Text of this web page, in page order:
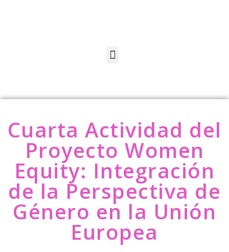
Cuarta Actividad del
Proyecto Women
Equity: Integración
de la Perspectiva de
Género en la Unión
Europea